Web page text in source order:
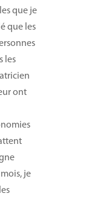
que je
que les
les
ont
mois, je